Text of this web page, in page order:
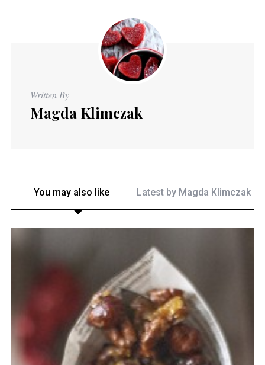
Written By
Magda Klimczak
You may also like Latest by Magda Klimczak